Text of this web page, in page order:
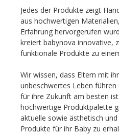
Jedes der Produkte zeigt
aus hochwertigen
Erfahrung hervorgerufen
kreiert babynova innovative,
funktionale Produkte zu
Wir wissen, dass Eltern mit
unbeschwertes Leben
für ihre Zukunft am besten
hochwertige Produktpalette
aktuelle sowie ästhetisch
Produkte für ihr Baby zu